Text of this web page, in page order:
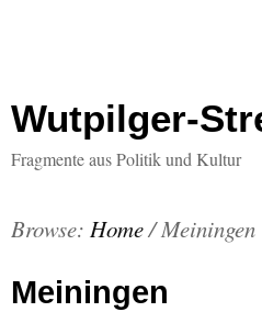
Wutpilger-
Fragmente aus Politik und Kultur
Browse: Home/Meiningen
Meiningen